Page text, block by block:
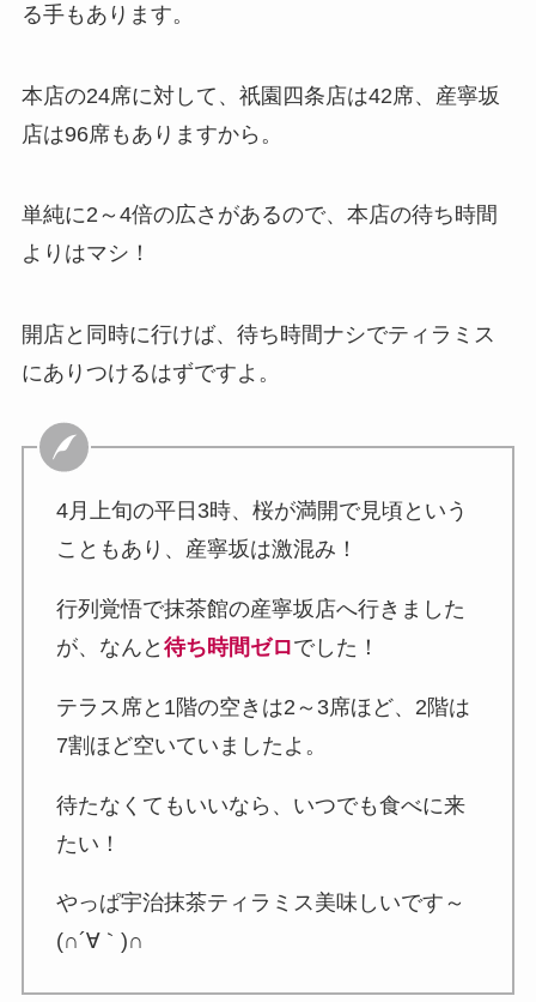
る手もあります。
本店の24席に対して、祇園四条店は42席、産寧坂
店は96席もありますから。
単純に2～4倍の広さがあるので、本店の待ち時間
よりはマシ！
開店と同時に行けば、待ち時間ナシでティラミス
にありつけるはずですよ。
4月上旬の平日3時、桜が満開で見頃という
こともあり、産寧坂は激混み！
行列覚悟で抹茶館の産寧坂店へ行きました
が、なんと 待ち時間ゼロでした！
テラス席と1階の空きは2～3席ほど、2階は
7割ほど空いていましたよ。
待たなくてもいいなら、いつでも食べに来
たい！
やっぱ宇治抹茶ティラミス美味しいです～
(∩´∀｀)∩